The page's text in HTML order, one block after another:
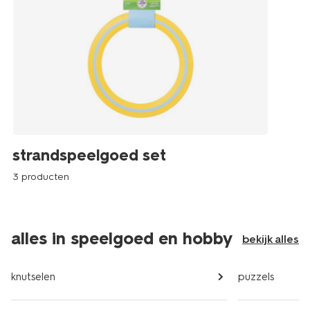
strandspeelgoed set
3 producten
alles in speelgoed en hobby bekijk alles
knutselen puzzels